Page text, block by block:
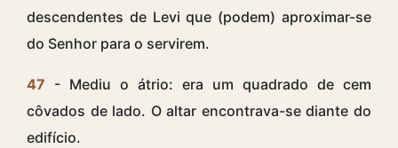
descendentes de Levi que (podem) aproximar-se
do Senhor para o servirem.
47 - Mediu o átrio: era um quadrado de cem
côvados de lado. O altar encontrava-se diante do
edifício.